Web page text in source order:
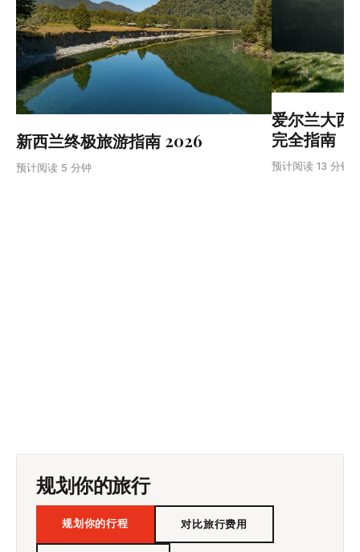
新西兰终极旅游指南 2026
预计阅读 5 分钟
爱尔兰大西
完全指南
预计阅读 13 分钟
规划你的旅行
规划你的行程 对比旅行费用